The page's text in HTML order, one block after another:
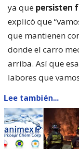
ya que persisten
explicó que
que mantienen
donde el carro
arriba. Así que
labores que
Lee también...